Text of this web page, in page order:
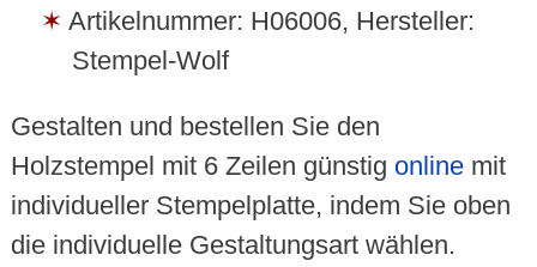
Artikelnummer: H06006, Hersteller:
Stempel-Wolf
Gestalten und bestellen Sie den
Holzstempel mit 6 Zeilen günstig onlinemit
individueller Stempelplatte, indem Sie oben
die individuelle Gestaltungsart wählen.